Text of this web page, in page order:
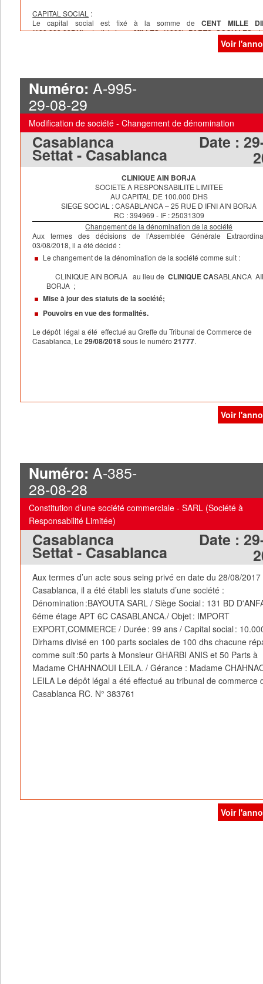
CAPITAL SOCIAL :
Le capital social est fixé à la somme deCENT MILLE
(100.000,00DH)et divisé enMILLES(1000) PARTS SOCIALES
,
et attribuées aux associés en représentation de leurs apports de la
(500).
- Mademoiselle Loubna CHRAIBI,
(500), Soit au TOTAL
APPORTS
Le capital est divisé en1000 partssociales d’une valeur nominale de
portant le numéro de1 à 1000sont entièrement libérées en
apports en numéraire et répartie comme suit :
Les associés apportent à la société à savoir :
- Madame ZEYNEB CHRAIBI,la somme de :
CINQUANTE MILLE
(50.000,00 DHS)
- Mademoiselle Loubna CHRAIBI,la somme de : CINQUANTE MILLE
DIRHAMS (50.000,00 DHS)
, la somme deCENT MILLE DIRHAMS (100.000,00 DHS)
ASSOCIES :
Madame ZEYNEB CHRAIBI,demeurant à Casablanca, 36, Rue
Chanps, titulaire de la Carte Nationale d’Identité N°BK164422,
Mademoiselle Loubna CHRAIBI, demeurant à Casablanca, 36, Rue
Hay el Hana, titulaire de la Carte Nationale d’Identité N°BK213562,
GERANCE: La société est gérée pour une durée illimitée par :
-Madame Zeyneb CHRAIBI, titulaire de la Carte Nationale
Et Mademoiselle Loubna CHRAIBI,Titulaire de la Carte Nationale
BK213562.
II/Le dépôt a été effectué au Centre Régional d’Investissement de la
Grand Casablanca le
, sous le numéro
Voir
Numéro: A-995-
29-08-29
Modification de société - Changement de dénomination
Casablanca
Settat - Casablanca
Date :
CLINIQUE AIN BORJA
SOCIETE A RESPONSABILITE LIMITEE
AU CAPITAL DE 100.000 DHS
SIEGE SOCIAL : CASABLANCA – 25 RUE D IFNI AIN BORJA
RC : 394969 - IF : 25031309
Changement de la dénomination de la société
Aux termes des décisions de l’Assemblée Générale
03/08/2018, il a été décidé :
Le changement de la dénomination de la société comme suit :
CLINIQUE AIN BORJA au lieu deCLINIQUE CASABLANCA
BORJA ;
Mise à jour des statuts de la société;
Pouvoirs en vue des formalités.
Le dépôt légal a été effectué au Greffe du Tribunal de Commerce de
Casablanca, Le29/08/2018sous le numéro21777.
Voir
Numéro: A-385-
28-08-28
Constitution d’une société commerciale - SARL (Société à
Responsabilité Limitée)
Casablanca
Settat - Casablanca
Date :
Aux termes d’un acte sous seing privé en date du 28/08/2017
Casablanca, il a été établi les statuts d’une société :
Dénomination :BAYOUTA SARL / Siège Social : 131 BD
6éme étage APT 6C CASABLANCA./ Objet : IMPORT
EXPORT,COMMERCE / Durée : 99 ans / Capital social :
Dirhams divisé en 100 parts sociales de 100 dhs chacune
comme suit :50 parts à Monsieur GHARBI ANIS et 50 Parts à
Madame CHAHNAOUI LEILA. / Gérance : Madame
LEILA Le dépôt légal a été effectué au tribunal de commerce
Casablanca RC. N° 383761
Voir